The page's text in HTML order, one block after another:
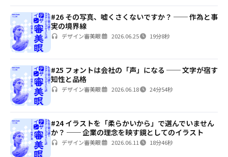
#26 その写真、嘘くさくないですか？ ── 作為と事
実の境界線
デザイン審美眼 2026.06.25 19分8秒
#25 フォントは会社の「声」になる ── 文字が宿す
知性と品格
デザイン審美眼 2026.06.18 24分54秒
#24 イラストを「柔らかいから」で選んでいません
か？ ── 企業の理念を映す鏡としてのイラスト
デザイン審美眼 2026.06.11 18分46秒